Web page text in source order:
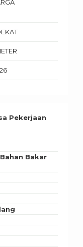
Pekerjaan
Bakar